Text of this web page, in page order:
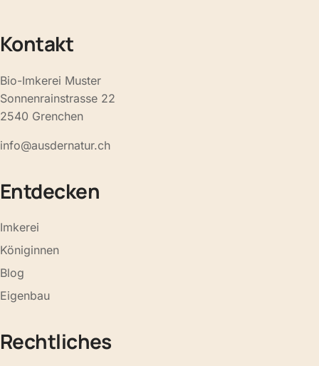
Kontakt
Bio-Imkerei Muster
Sonnenrainstrasse 22
2540 Grenchen
info@ausdernatur.ch
Entdecken
Imkerei
Königinnen
Blog
Eigenbau
Rechtliches